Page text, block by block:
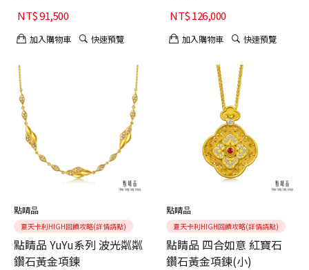
NT$91,500
加入購物車 快速預覽
NT$126,000
加入購物車 快速預覽
點睛品
夏天卡利HIGH回饋攻略(詳情請點)
點睛品 YuYu系列 波光粼粼
鑽石黃金項鍊
點睛品
夏天卡利HIGH回饋攻略(詳情請點)
點睛品 四合如意 紅寶石
鑽石黃金項鍊(小)